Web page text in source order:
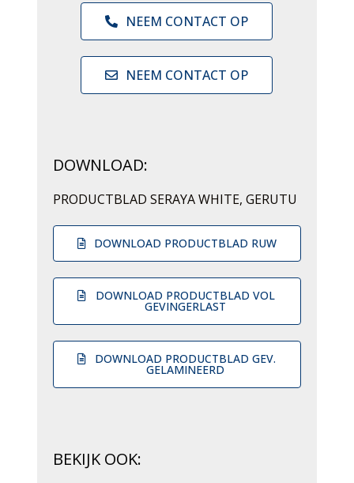
NEEM CONTACT OP
NEEM CONTACT OP
DOWNLOAD:
PRODUCTBLAD SERAYA WHITE, GERUTU
DOWNLOAD PRODUCTBLAD RUW
DOWNLOAD PRODUCTBLAD VOL
GEVINGERLAST
DOWNLOAD PRODUCTBLAD GEV.
GELAMINEERD
BEKIJK OOK: